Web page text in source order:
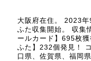
大阪府在住。 2023
ふた収集開始。 収集
ールカード】695枚
ふた】232個発見！
口県、佐賀県、福岡